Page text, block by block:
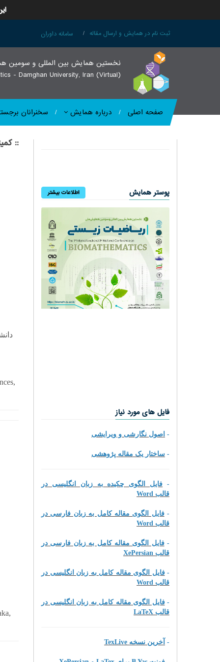
ثبت نام در همایش و ارسال مقاله سامانه داوران
نخستین همایش بین المللی و سومین
- Damghan University, Iran (Virtual)
صفحه اصلی درباره همایش سخنرانان
::
پوستر همایش اطلاعات بیشتر
فایل های مورد نیاز
- اصول نگارشی و ویرایشی
- ساختار یک مقاله پژوهشی
- فایل الگوی چکیده به زبان انگلیسی در
قالب Word
-فایل الگوی مقاله کامل به زبان فارسی در
قالب Word
-فایل الگوی مقاله کامل به زبان فارسی در
قالب XePersian
-فایل الگوی مقاله کامل به زبان انگلیسی در
قالب Word
-فایل الگوی مقاله کامل به زبان انگلیسی در
قالب LaTeX
- آخرین نسخه TexLive